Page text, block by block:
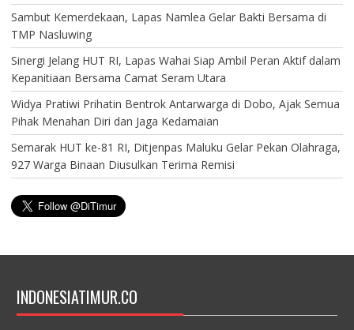
Sambut Kemerdekaan, Lapas Namlea Gelar Bakti Bersama di
TMP Nasluwing
Sinergi Jelang HUT RI, Lapas Wahai Siap Ambil Peran Aktif dalam
Kepanitiaan Bersama Camat Seram Utara
Widya Pratiwi Prihatin Bentrok Antarwarga di Dobo, Ajak Semua
Pihak Menahan Diri dan Jaga Kedamaian
Semarak HUT ke-81 RI, Ditjenpas Maluku Gelar Pekan Olahraga,
927 Warga Binaan Diusulkan Terima Remisi
INDONESIATIMUR.CO